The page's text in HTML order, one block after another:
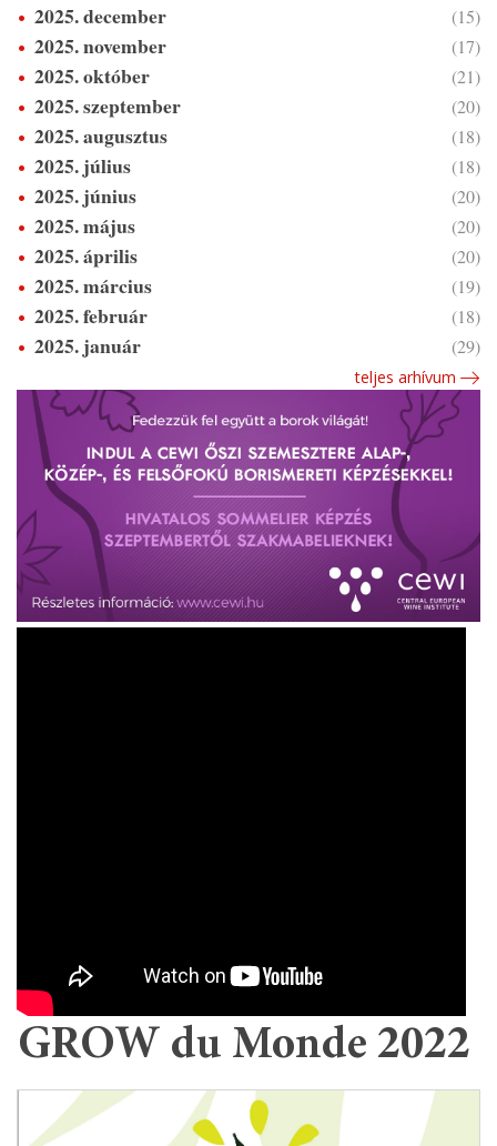
2025. december (15)
2025. november (17)
2025. október (21)
2025. szeptember (20)
2025. augusztus (18)
2025. július (18)
2025. június (20)
2025. május (20)
2025. április (20)
2025. március (19)
2025. február (18)
2025. január (29)
teljes arhívum
GROW du Monde 2022